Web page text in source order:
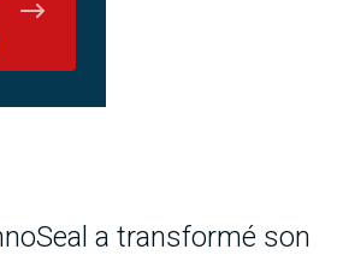
a transformé son